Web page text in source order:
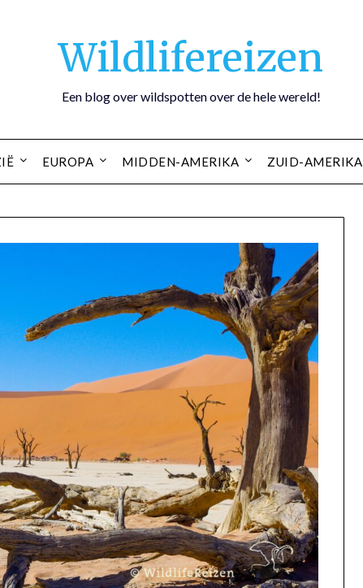
Wildlifereizen
Een blog over wildspotten over de hele wereld!
EUROPA MIDDEN-AMERIKA ZUID-AMERIKA